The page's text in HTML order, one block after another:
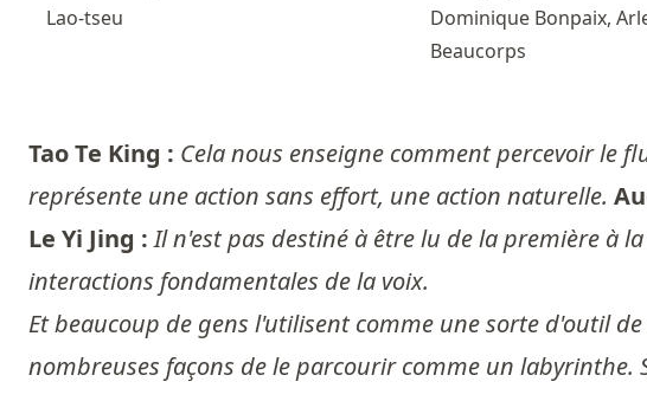
Lao-tseu
Dominique Bonpaix,
Beaucorps
Tao Te King : Cela nous enseigne comment percevoir le
représente une action sans effort, une action naturelle.
Le Yi Jing :Il n'est pas destiné à être lu de la première à
interactions fondamentales de la voix.
Et beaucoup de gens l'utilisent comme une sorte d'outil
nombreuses façons de le parcourir comme un labyrinthe.